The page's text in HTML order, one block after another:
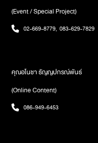
(Event / Special Project)
02-669-8779, 083-629-7829
คุณอโนชา ธัญญปกรณ์พันธ์
(Online Content)
086-949-6453